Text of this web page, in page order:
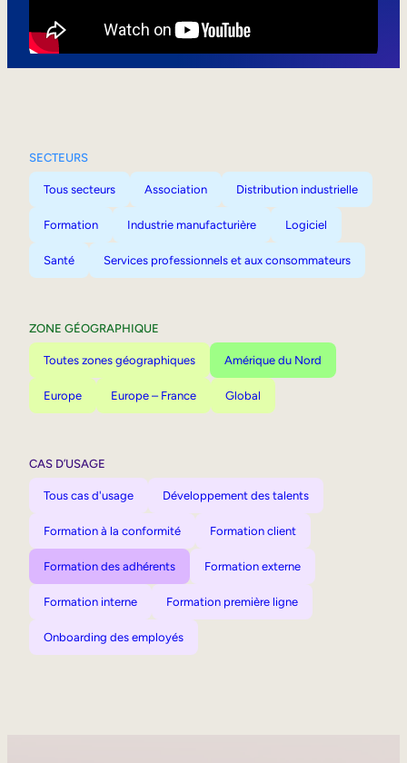
SECTEURS
Tous secteurs Association Distribution industrielle
Formation Industrie manufacturière Logiciel
Santé Services professionnels et aux consommateurs
ZONE GÉOGRAPHIQUE
Toutes zones géographiques Amérique du Nord
Europe Europe – France Global
CAS D’USAGE
Tous cas d'usage Développement des talents
Formation à la conformité Formation client
Formation des adhérents Formation externe
Formation interne Formation première ligne
Onboarding des employés